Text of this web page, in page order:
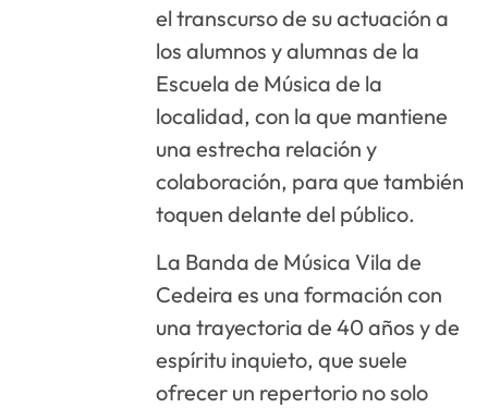
el transcurso de su actuación a
los alumnos y alumnas de la
Escuela de Música de la
localidad, con la que mantiene
una estrecha relación y
colaboración, para que también
toquen delante del público.
La Banda de Música Vila de
Cedeira es una formación con
una trayectoria de 40 años y de
espíritu inquieto, que suele
ofrecer un repertorio no solo